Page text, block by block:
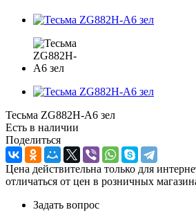
Тесьма ZG882H-A6 зел
Есть в наличии
Поделиться
Цена действительна только для
отличаться от цен в розничных
Задать вопрос